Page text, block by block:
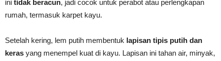
ini tidak beracun, jadi cocok untuk perabot atau perlengkapan
rumah, termasuk karpet kayu.
Setelah kering, lem putih membentuk lapisan tipis putih dan
keras yang menempel kuat di kayu. Lapisan ini tahan air, minyak,